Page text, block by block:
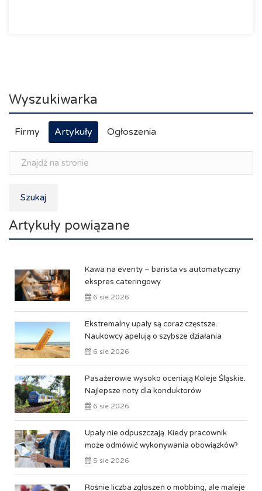
Wyszukiwarka
Firmy Artykuły Ogłoszenia
Szukaj
Artykuły powiązane
Kawa na eventy – barista vs automatyczny
ekspres cateringowy
6 sie 2026
Ekstremalny upały są coraz częstsze.
Naukowcy apelują o szybsze działania
6 sie 2026
Pasażerowie wysoko oceniają Koleje Śląskie.
Najlepsze noty dla konduktorów
6 sie 2026
Upały nie odpuszczają. Kiedy pracownik
może odmówić wykonywania obowiązków?
5 sie 2026
Rośnie liczba zgłoszeń o mobbing, ale maleje